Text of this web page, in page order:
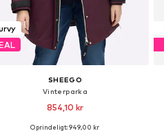
SHEEGO
Vinterparka
854,10 kr
Oprindeligt: 949,00 kr